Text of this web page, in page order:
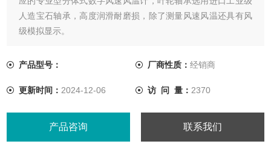
人造宝石轴承，高度润滑耐磨损，除了测量风速风温还具有风
级模拟显示。
产品型号： 厂商性质： 经销商
更新时间： 2024-12-06 访 问 量： 2370
产品咨询 联系我们